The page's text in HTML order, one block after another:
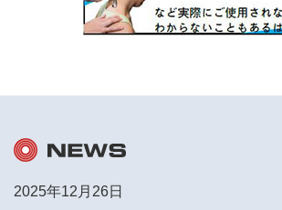
2025年12月26日